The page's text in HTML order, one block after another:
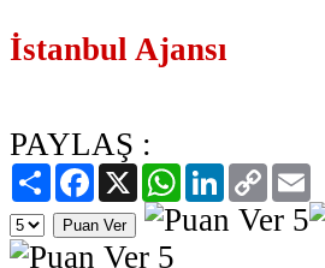
İstanbul Ajansı
PAYLAŞ :
PaylaşFacebook
X WhatsAppLinkedIn
Copy
Link